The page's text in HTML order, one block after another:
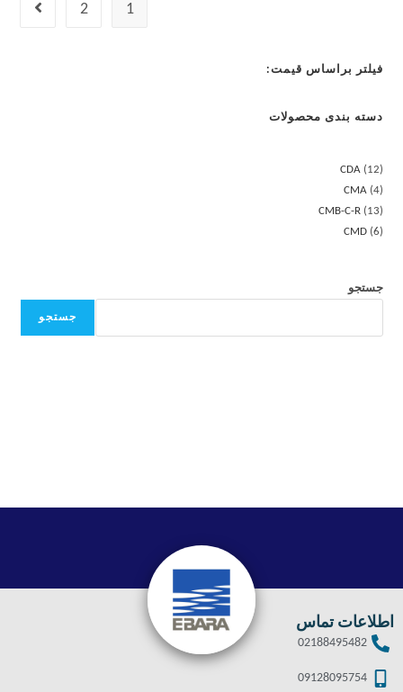
1
2
فیلتر براساس قیمت:
دسته بندی محصولات
CDA
12
CMA 4
CMB-C-R
13
CMD 6
جستجو
جستجو
اطلاعات تماس
02188495482
09128095754